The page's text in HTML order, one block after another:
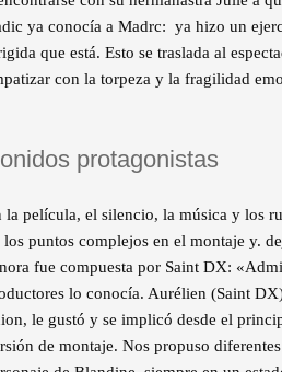
ya conocía a Madrc: ya hizo un
que está. Esto se traslada al
con la torpeza y la fragilidad
protagonistas
la película, el silencio, la música y los
los puntos complejos en el montaje y.
fue compuesta por Saint DX:
lo conocía. Aurélien (Saint
le gustó y se implicó desde el
de montaje. Nos propuso